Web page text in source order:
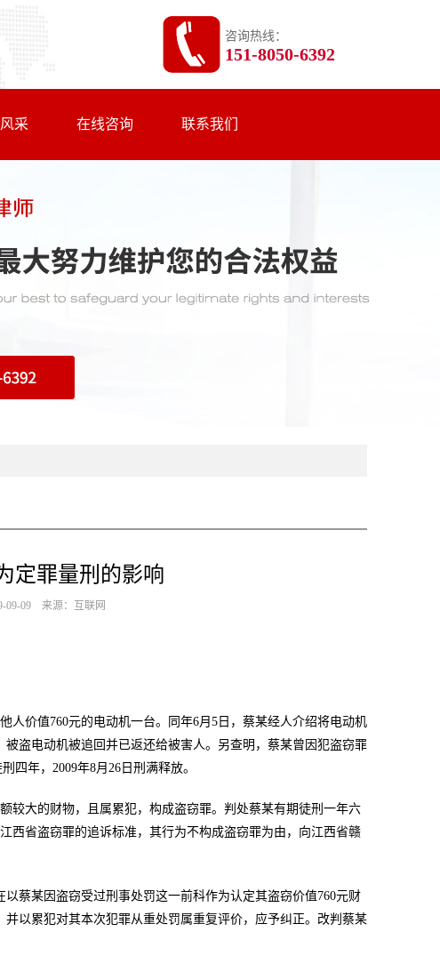
咨询热线：
151-8050-6392
采 在线咨询 联系我们
定罪量刑的影响
09-09 来源：互联网
人价值760元的电动机一台。同年6月5日，蔡某经人介绍将电动机
盗电动机被追回并已返还给被害人。另查明，蔡某曾因犯盗窃罪
四年，2009年8月26日刑满释放。
较大的财物，且属累犯，构成盗窃罪。判处蔡某有期徒刑一年六
西省盗窃罪的追诉标准，其行为不构成盗窃罪为由，向江西省赣
蔡某因盗窃受过刑事处罚这一前科作为认定其盗窃价值760元财
以累犯对其本次犯罪从重处罚属重复评价，应予纠正。改判蔡某